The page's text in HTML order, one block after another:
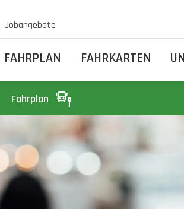
Jobangebote
FAHRPLAN FAHRKARTEN
Fahrplan